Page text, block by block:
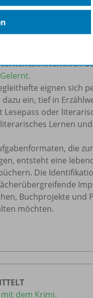
eignen sich
ein, tief in
Lesepass oder
Lernen
die
entsteht eine
Die
Buchprojekte und
möchten.
dem Krimi.